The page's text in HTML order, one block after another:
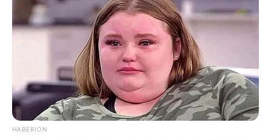
Ganz bequem und unabhängig vom Wetter
können die Sehenswürdigkeiten und
Touristenattraktionen in Frankfurt am Main
auch bei einer Stadtrundfahrt mit dem Bus erkundet
Schifffahrt in Frankfurt am Main
Auf dem Main gibt es
HABERION